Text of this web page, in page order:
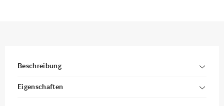
Beschreibung
Eigenschaften